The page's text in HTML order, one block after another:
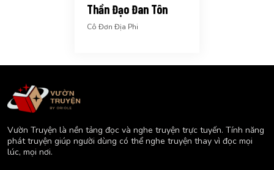
Thần Đạo Đan Tôn
Cô Đơn Địa Phi
Vườn Truyện là nền tảng đọc và nghe truyện trực tuyến. Tính năng
phát truyện giúp người dùng có thể nghe truyện thay vì đọc mọi
lúc, mọi nơi.